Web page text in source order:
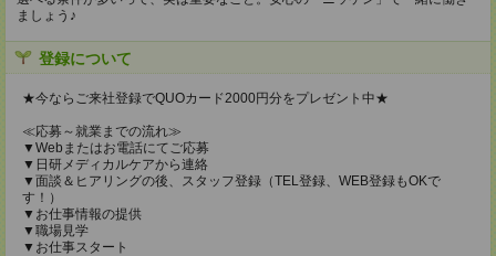
ましょう♪
登録について
★今ならご来社登録でQUOカード2000円分をプレゼント中★
≪応募～就業までの流れ≫
▼Webまたはお電話にてご応募
▼日研メディカルケアから連絡
▼面談＆ヒアリングの後、スタッフ登録（TEL登録、WEB登録もOKで
す！）
▼お仕事情報の提供
▼職場見学
▼お仕事スタート